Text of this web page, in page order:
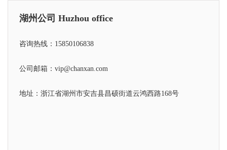
湖州公司 Huzhou office
咨询热线：15850106838
公司邮箱：vip@chanxan.com
地址：浙江省湖州市安吉县昌硕街道云鸿西路168号